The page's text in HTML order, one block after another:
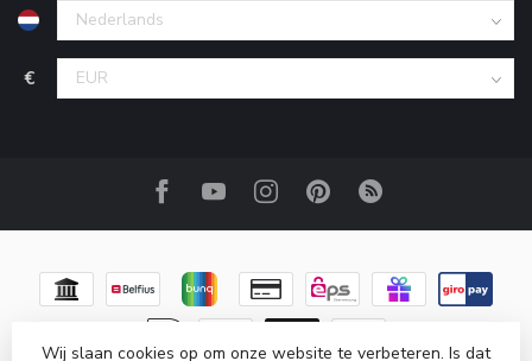
€
Wij slaan cookies op om onze website te verbeteren. Is dat